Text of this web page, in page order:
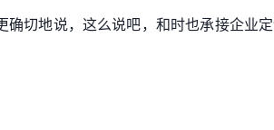
确切地说，这么说吧，和时也承接企业